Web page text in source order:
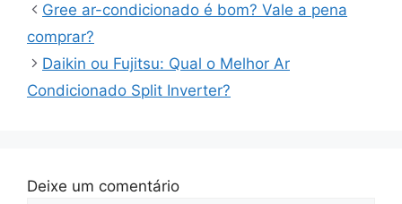
Gree ar-condicionado é bom? Vale a pena
comprar?
Daikin ou Fujitsu: Qual o Melhor Ar
Condicionado Split Inverter?
Deixe um comentário